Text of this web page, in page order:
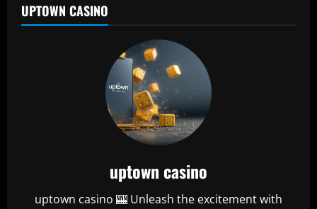
UPTOWN CASINO
uptown casino
uptown casino 🎰 Unleash the excitement with